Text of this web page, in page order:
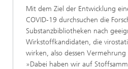
Mit dem Ziel der Entwicklung
COVID-19 durchsuchen die
Substanzbibliotheken nach
Wirkstoffkandidaten, die
wirken, also dessen
»Dabei haben wir auf